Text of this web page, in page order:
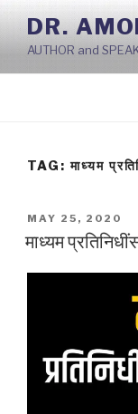
Skip
content
DR.
AUTHOR and
TAG:माध्यम
POSTED
ON
MAY 25, 2020
माध्यम